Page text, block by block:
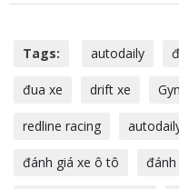
Tags: autodaily
đua xe drift xe
redline racing
đánh giá xe ô tô